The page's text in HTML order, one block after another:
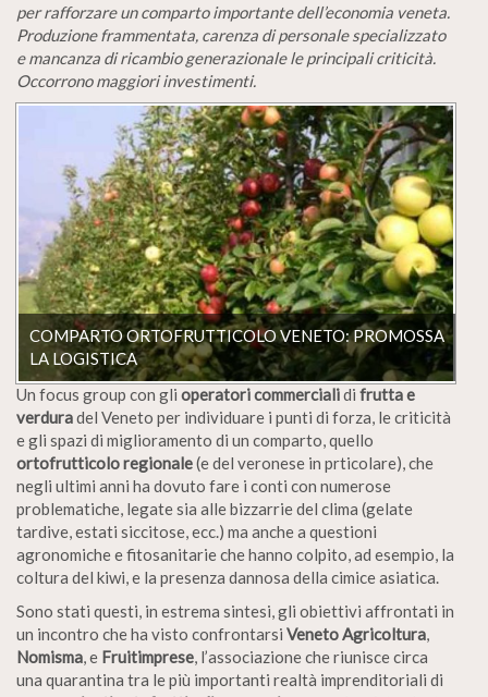
per rafforzare un comparto importante dell’economia veneta.
Produzione frammentata, carenza di personale specializzato
e mancanza di ricambio generazionale le principali criticità.
Occorrono maggiori investimenti.
COMPARTO ORTOFRUTTICOLO VENETO: PROMOSSA
LA LOGISTICA
Un focus group con gli operatori commercialidi frutta e
verduradel Veneto per individuare i punti di forza, le criticità
e gli spazi di miglioramento di un comparto, quello
ortofrutticolo regionale(e del veronese in prticolare), che
negli ultimi anni ha dovuto fare i conti con numerose
problematiche, legate sia alle bizzarrie del clima (gelate
tardive, estati siccitose, ecc.) ma anche a questioni
agronomiche e fitosanitarie che hanno colpito, ad esempio, la
coltura del kiwi, e la presenza dannosa della cimice asiatica.
Sono stati questi, in estrema sintesi, gli obiettivi affrontati in
un incontro che ha visto confrontarsi Veneto Agricoltura,
Nomisma, e Fruitimprese, l’associazione che riunisce circa
una quarantina tra le più importanti realtà imprenditoriali di